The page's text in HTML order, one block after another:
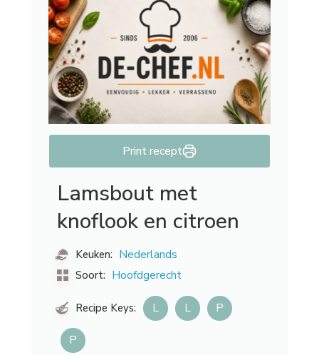
Print recept
Lamsbout met
knoflook en citroen
Keuken: Nederlands
Soort: Hoofdgerecht
Recipe Keys: L L P
P